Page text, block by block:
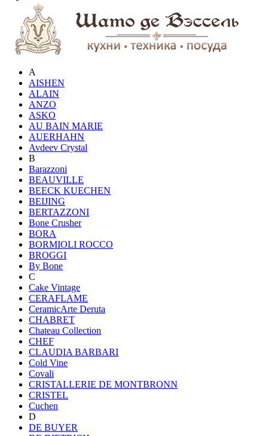
A
AISHEN
ALAIN
ANZO
ASKO
AU BAIN MARIE
AUERHAHN
Avdeev Crystal
B
Barazzoni
BEAUVILLE
BEECK KUECHEN
BEIJING
BERTAZZONI
Bone Crusher
BORA
BORMIOLI ROCCO
BROGGI
By Bone
C
Cake Vintage
CERAFLAME
CeramicArte Deruta
CHABRET
Chateau Collection
CHEF
CLAUDIA BARBARI
Cold Vine
Covali
CRISTALLERIE DE MONTBRONN
CRISTEL
Cuchen
D
DE BUYER